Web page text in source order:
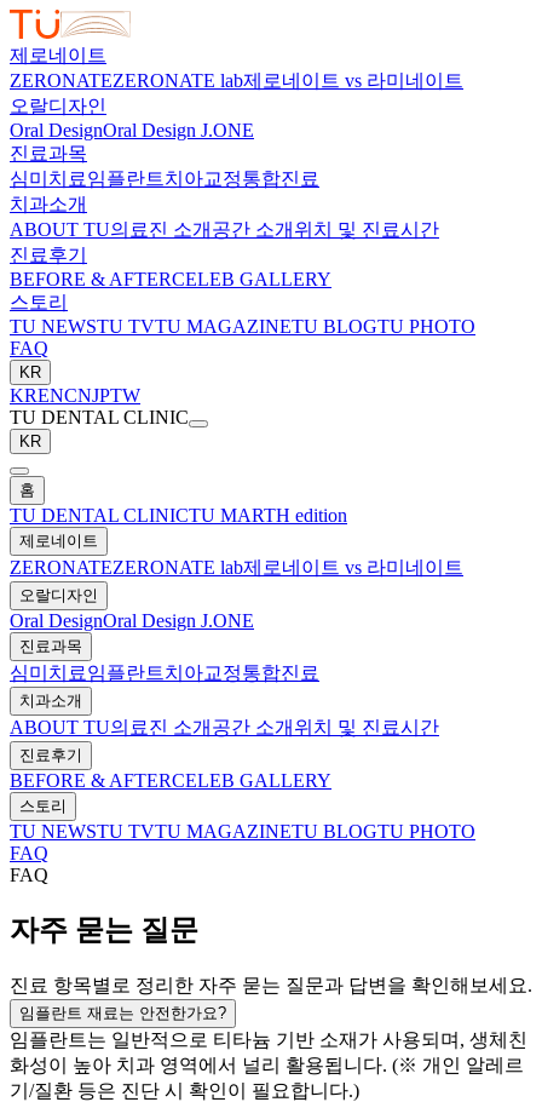
제로네이트
ZERONATEZERONATE lab제로네이트 vs 라미네이트
오랄디자인
Oral DesignOral Design J.ONE
진료과목
심미치료임플란트치아교정통합진료
치과소개
ABOUT TU의료진 소개 공간 소개 위치 및 진료시간
진료후기
BEFORE & AFTERCELEB GALLERY
스토리
TU NEWSTU TVTU MAGAZINETU BLOGTU PHOTO
FAQ
KR
KRENCNJPTW
TU DENTAL CLINIC
KR
홈
TU DENTAL CLINICTU MARTH edition
제로네이트
ZERONATEZERONATE lab제로네이트 vs 라미네이트
오랄디자인
Oral DesignOral Design J.ONE
진료과목
심미치료임플란트치아교정통합진료
치과소개
ABOUT TU의료진 소개 공간 소개 위치 및 진료시간
진료후기
BEFORE & AFTERCELEB GALLERY
스토리
TU NEWSTU TVTU MAGAZINETU BLOGTU PHOTO
FAQ
FAQ
자주 묻는 질문
진료 항목별로 정리한 자주 묻는 질문과 답변을 확인해보세요.
임플란트 재료는 안전한가요?
임플란트는 일반적으로 티타늄 기반 소재가 사용되며, 생체친
화성이 높아 치과 영역에서 널리 활용됩니다. (※ 개인 알레르
기/질환 등은 진단 시 확인이 필요합니다.)